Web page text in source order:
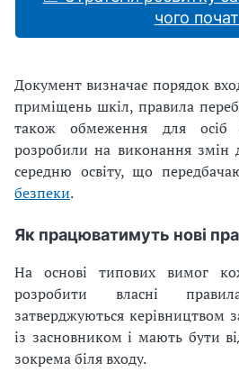
чого
Документ визначає порядок
приміщень шкіл, правила
також обмеження для осіб
розробили на виконання змін
середню освіту, що
безпеки.
Як працюватимуть нові
На основі типових вимог
розробити власні
затверджуються керівництвом
із засновником і мають бути
зокрема біля входу.